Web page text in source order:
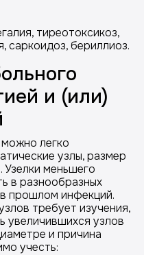
тиреотоксикоз,
саркоидоз, бериллиоз.
и (или)
легко
узлы, размер
меньшего
в разнообразных
прошлом инфекций.
требует изучения,
увеличившихся узлов
и причина
учесть: